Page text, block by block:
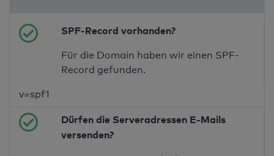
SPF-Record vorhanden?
Für die Domain haben wir einen SPF-
Record gefunden.
v=spf1
Dürfen die Serveradressen E-Mails
versenden?